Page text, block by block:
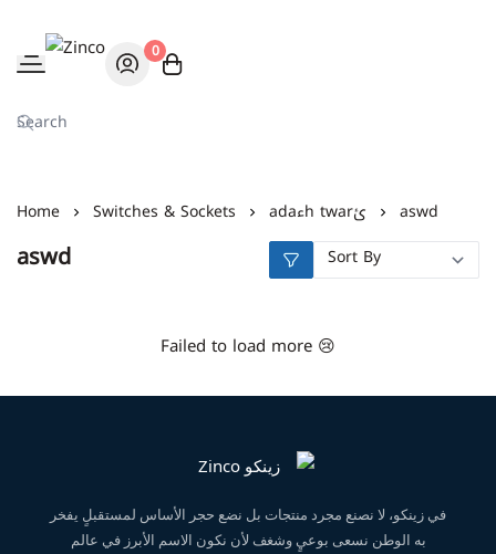
Zinco
0
Home Switches & Sockets adaءh twarئ aswd
aswd
Failed to load more 😢
في زينكو، لا نصنع مجرد منتجات بل نضع حجر الأساس لمستقبلٍ يفخر
به الوطن نسعى بوعيٍ وشغف لأن نكون الاسم الأبرز في عالم